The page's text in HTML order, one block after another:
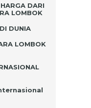
DARI
LOMBOK
DUNIA
LOMBOK